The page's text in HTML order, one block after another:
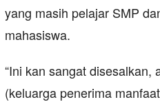
yang masih pelajar SMP
mahasiswa.
“Ini kan sangat disesalkan,
(keluarga penerima